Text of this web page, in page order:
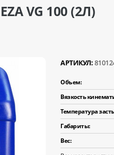
VG 100 (2Л)
АРТИКУЛ:
Объем:
Вязкость
Температура
Габариты:
Вес: